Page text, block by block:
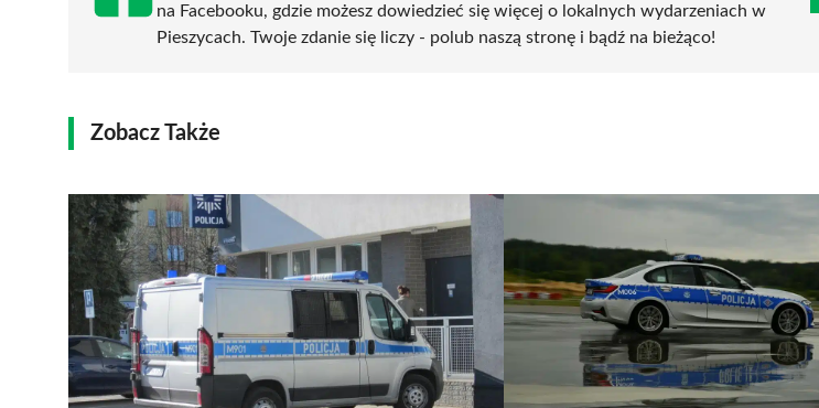
na Facebooku, gdzie możesz dowiedzieć się więcej o lokalnych wydarzeniach w
Pieszycach. Twoje zdanie się liczy - polub naszą stronę i bądź na bieżąco!
Zobacz Także